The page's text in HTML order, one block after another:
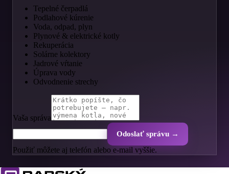
Tepelné čerpadlá
Podlahové kúrenie
Voda, odpad, plyn
Plynové & elektrické kotly
Rekuperácia
Solárne kolektory
Jadrové vŕtanie
Úprava vody
Odvodnenie strechy
Vaša správa
Odoslať správu →
Použiť môžete aj telefón alebo e-mail vyššie.